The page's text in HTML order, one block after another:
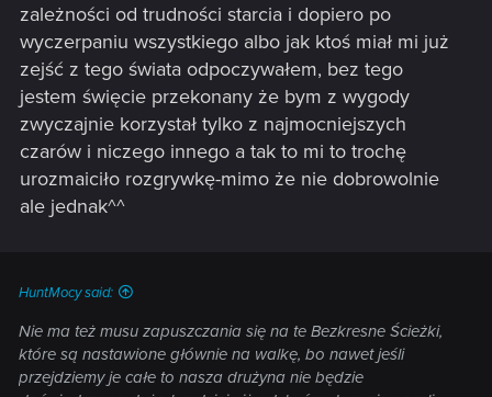
zależności od trudności starcia i dopiero po
wyczerpaniu wszystkiego albo jak ktoś miał mi już
zejść z tego świata odpoczywałem, bez tego
jestem święcie przekonany że bym z wygody
zwyczajnie korzystał tylko z najmocniejszych
czarów i niczego innego a tak to mi to trochę
urozmaiciło rozgrywkę-mimo że nie dobrowolnie
ale jednak^^
HuntMocy said:
Nie ma też musu zapuszczania się na te Bezkresne Ścieżki,
które są nastawione głównie na walkę, bo nawet jeśli
przejdziemy je całe to nasza drużyna nie będzie